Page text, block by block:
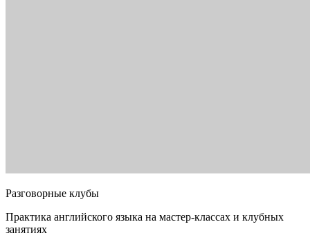
Разговорные клубы
Практика английского языка на мастер-классах и клубных
занятиях